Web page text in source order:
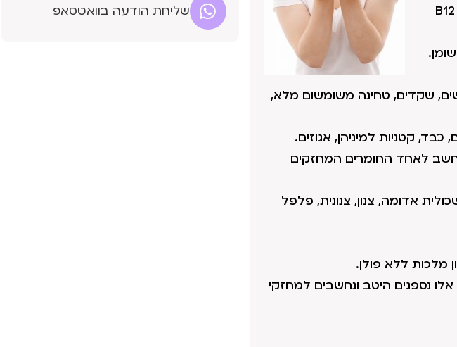
דגים – על פי הרפואה הסינית הם מחזקי דם – אבל חשוב לזכור שכמות הברזל וה- B12
מוצרי חלב וביצים – מכילים B12. מובן שרצוי לצרוך מוצרי חלב צאן המכילים עד 5% שומן.
שקדים, טחינה משומשום מלא,
כבד, קטניות למיניהן, אגוזים.
לאחד החומרים המחזקים
אדומה, צנון, צנונית, פלפל
מלכות ללא פולן.
נספגים היטב ונחשבים למחזקי
שליחת הודעה בוואטסאפ